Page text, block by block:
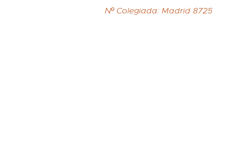
Nº Colegiada: Madrid 8725